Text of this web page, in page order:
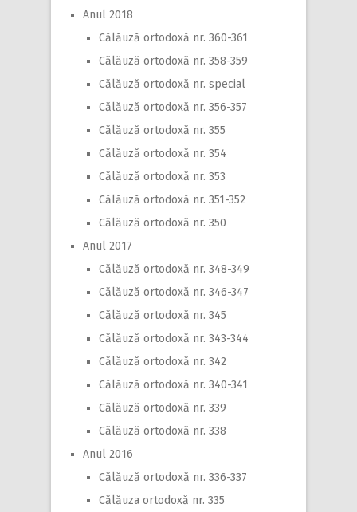
Anul 2018
Călăuză ortodoxă nr. 360-361
Călăuză ortodoxă nr. 358-359
Călăuză ortodoxă nr. special
Călăuză ortodoxă nr. 356-357
Călăuză ortodoxă nr. 355
Călăuză ortodoxă nr. 354
Călăuză ortodoxă nr. 353
Călăuză ortodoxă nr. 351-352
Călăuză ortodoxă nr. 350
Anul 2017
Călăuză ortodoxă nr. 348-349
Călăuză ortodoxă nr. 346-347
Călăuză ortodoxă nr. 345
Călăuză ortodoxă nr. 343-344
Călăuză ortodoxă nr. 342
Călăuză ortodoxă nr. 340-341
Călăuză ortodoxă nr. 339
Călăuză ortodoxă nr. 338
Anul 2016
Călăuză ortodoxă nr. 336-337
Călăuza ortodoxă nr. 335